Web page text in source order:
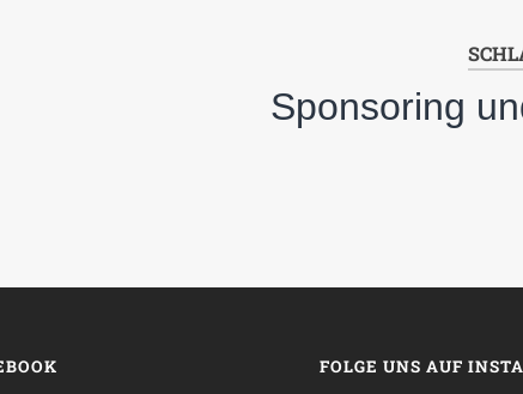
Sponsoring
FOLGE UNS AUF